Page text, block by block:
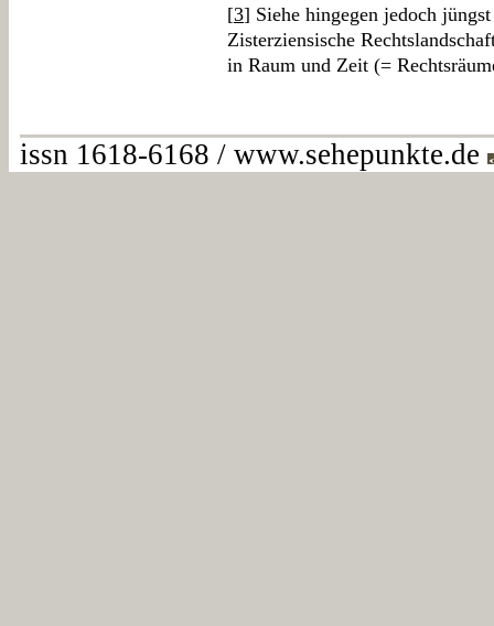
[3] Siehe hingegen jedoch
Zisterziensische
in Raum und Zeit (=
issn 1618-6168 / www.sehepunkte.de